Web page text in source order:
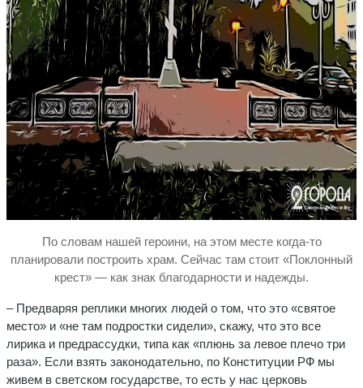
По словам нашей героини, на этом месте когда-то
планировали построить храм. Сейчас там стоит «Поклонный
крест» — как знак благодарности и надежды.
– Предваряя реплики многих людей о том, что это «святое
место» и «не там подростки сидели», скажу, что это все
лирика и предрассудки, типа как «плюнь за левое плечо три
раза». Если взять законодательно, по Конституции РФ мы
живем в светском государстве, то есть у нас церковь